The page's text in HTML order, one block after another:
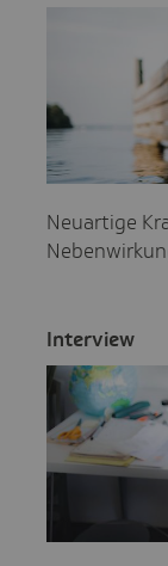
Neuartige
Inter­view